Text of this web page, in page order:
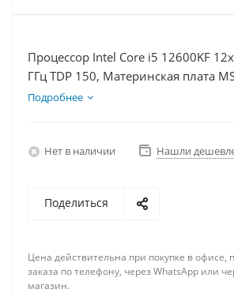
Процессор Intel Core i5 12600KF
ГГц TDP 150, Материнская плата
Видеокарта RTX 4070TiS 16Гб,
Подробнее
Нет в наличии Нашли
Поделиться
Цена действительна при покупке в
заказа по телефону, через WhatsApp или
магазин.